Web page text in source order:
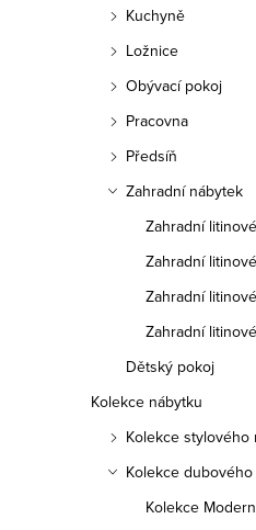
Kuchyně
Ložnice
Obývací pokoj
Pracovna
Předsíň
Zahradní nábytek
Zahradní
Zahradní
Zahradní
Zahradní
Dětský pokoj
Kolekce nábytku
Kolekce stylového
Kolekce
Kolekce